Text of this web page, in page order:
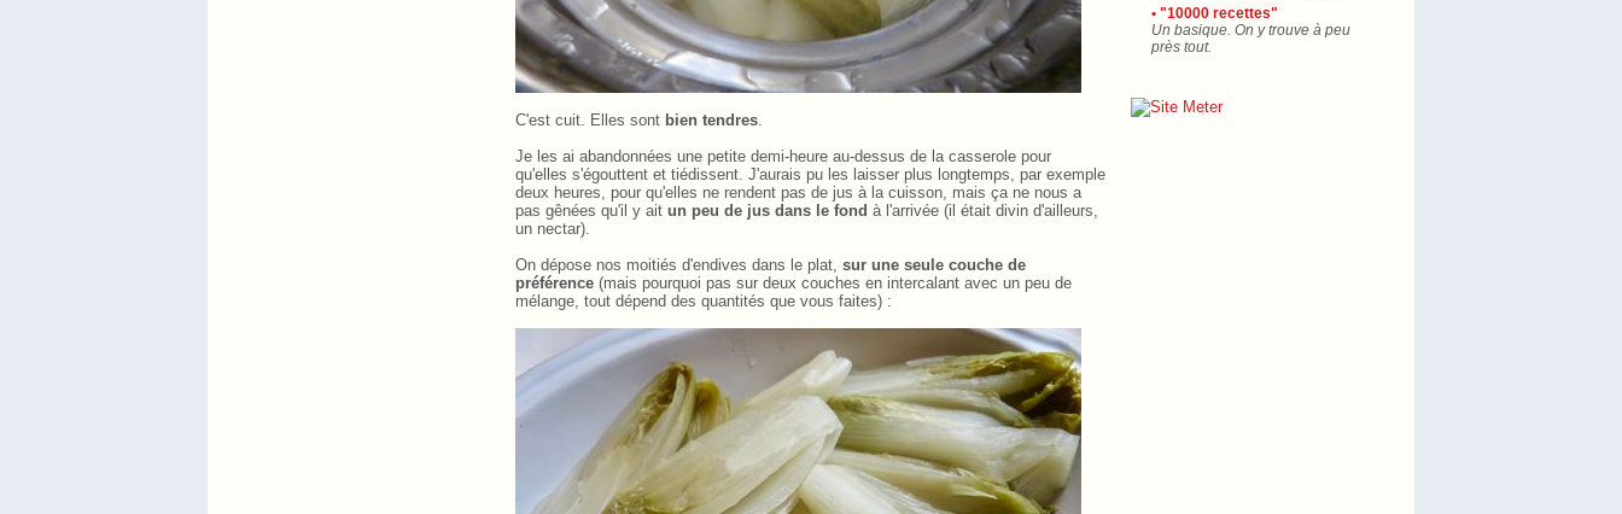
C'est cuit. Elles sont bien tendres
Je les ai abandonnées une petite demi-heure au-dessus de la casserole pour
qu'elles s'égouttent et tiédissent. J'aurais pu les laisser plus longtemps, par exemple
deux heures, pour qu'elles ne rendent pas de jus à la cuisson, mais ça ne nous a
pas gênées qu'il y ait un peu de jus dans le fond à l'arrivée (il était divin d'ailleurs,
un nectar).
On dépose nos moitiés d'endives dans le plat, sur une seule couche de
préférence (mais pourquoi pas sur deux couches en intercalant avec un peu de
mélange, tout dépend des quantités que vous faites) :
• "10000 recettes"
Un basique. On y trouve à peu
près tout.